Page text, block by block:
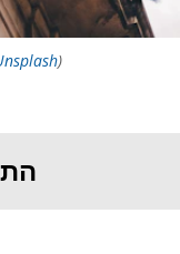
)